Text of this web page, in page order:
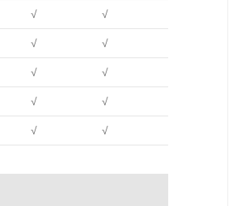
√ √
√ √
√ √
√ √
√ √